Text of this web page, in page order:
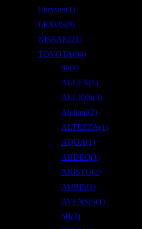
Chrysler(1)
LEXUS(9)
NISSAN(21)
TOYOTA(94)
86(1)
ALLEX(1)
ALLION(3)
Alphard(2)
ALTEZZA(1)
AQUA(1)
ARDEO(1)
ARISTO(2)
AURIS(1)
AVENSIS(1)
bB(2)